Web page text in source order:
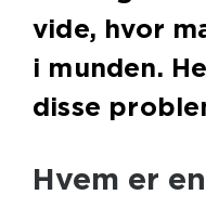
vide, hvor
i munden.
disse
Hvem er